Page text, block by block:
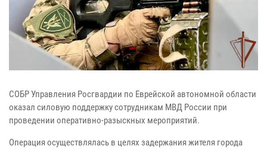
СОБР Управления Росгвардии по Еврейской автономной области
оказал силовую поддержку сотрудникам МВД России при
проведении оперативно-разыскных мероприятий.
Операция осуществлялась в целях задержания жителя города